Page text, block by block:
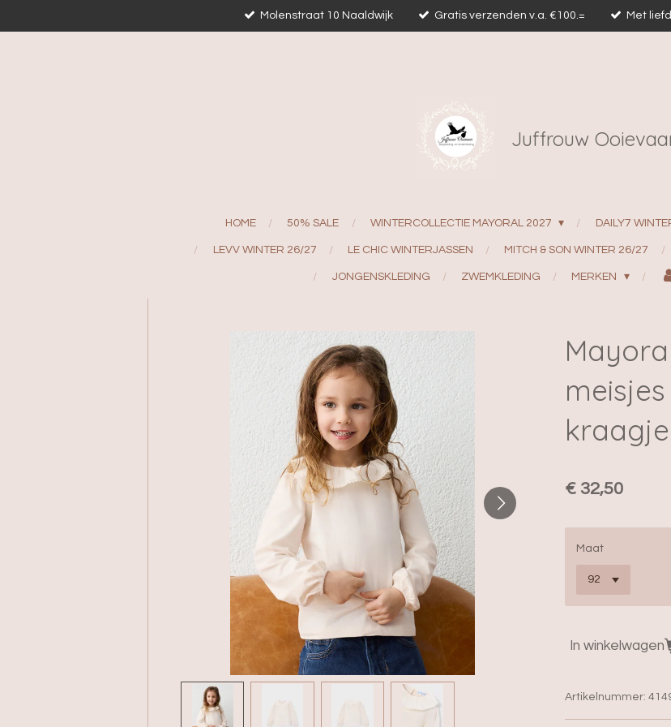
Molenstraat 10 Naaldwijk Gratis verzenden v.a. €100.= Met
Juffrouw
HOME 50% SALE WINTERCOLLECTIE MAYORAL 2027 DAILY7
LEVV WINTER 26/27 LE CHIC WINTERJASSEN MITCH & SON WINTER 26/27
JONGENSKLEDING ZWEMKLEDING MERKEN
kraagje
€ 32,50
Maat
In winkelwagen
Artikelnummer: